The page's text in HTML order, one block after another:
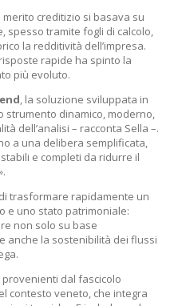
creditizio si basava su
spesso tramite fogli di calcolo,
la redditività dell’impresa.
rapide ha spinto la
più evoluto.
, la soluzione sviluppata in
strumento dinamico, moderno,
dell’analisi – racconta Sella –.
a una delibera semplificata,
e completi da ridurre il
trasformare rapidamente un
e uno stato patrimoniale:
non solo su base
anche la sostenibilità dei flussi
dal fascicolo
contesto veneto, che integra